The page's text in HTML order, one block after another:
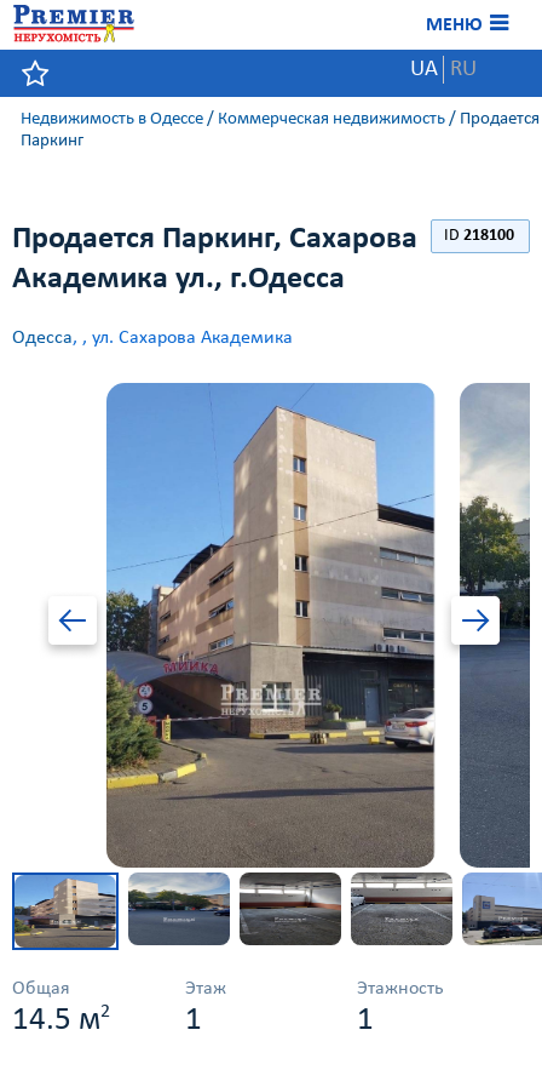
МЕНЮ
UA RU
Недвижимость в Одессе / Коммерческая недвижимость / Продается
Паркинг
Продается Паркинг, Сахарова
Академика ул., г.Одесса
Одесса, , ул. Сахарова Академика
ID 218100
Общая
14.5 м2
Этаж
1
Этажность
1